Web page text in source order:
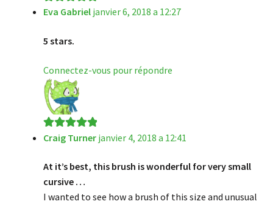
Note5sur 5
Eva Gabriel janvier 6, 2018 a 12:27
5 stars.
Connectez-vous pour répondre
Note5sur 5
Craig Turner janvier 4, 2018 a 12:41
At it’s best, this brush is wonderful for very small
cursive …
I wanted to see how a brush of this size and unusual